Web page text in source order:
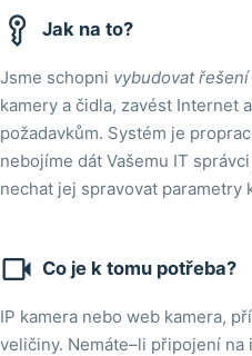
 Jak na to?
Jsme schopni vybudovat
kamery a čidla, zavést Internet
požadavkům. Systém je
nebojíme dát Vašemu IT
nechat jej spravovat parametry
 Co je k tomu potřeba?
IP kamera nebo web kamera,
veličiny. Nemáte–li připojení